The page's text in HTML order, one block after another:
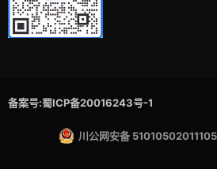
备案号:蜀ICP备20016243号-1
川公网安备